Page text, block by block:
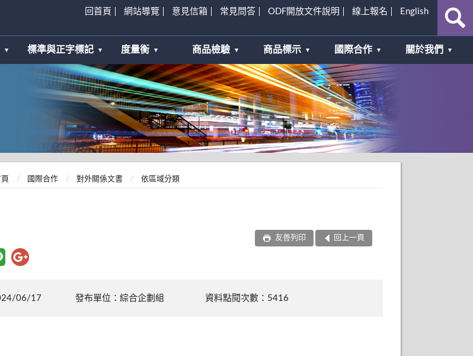
回首頁 網站導覽 意見信箱 常見問答 ODF開放文件說明 線上報名 English
標準與正字標記 度量衡 商品檢驗 商品標示 國際合作 關於我們
國際合作 對外關係文書 依區域分類
回上一頁
友善列印
06/17 發布單位：綜合企劃組 資料點閱次數：5416